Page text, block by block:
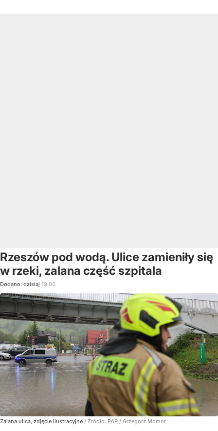
Rzeszów pod wodą. Ulice zamieniły się
w rzeki, zalana część szpitala
Dodano: dzisiaj 19:00
Zalana ulica, zdjęcie ilustracyjne / Źródło: PAP / Grzegorz Momot